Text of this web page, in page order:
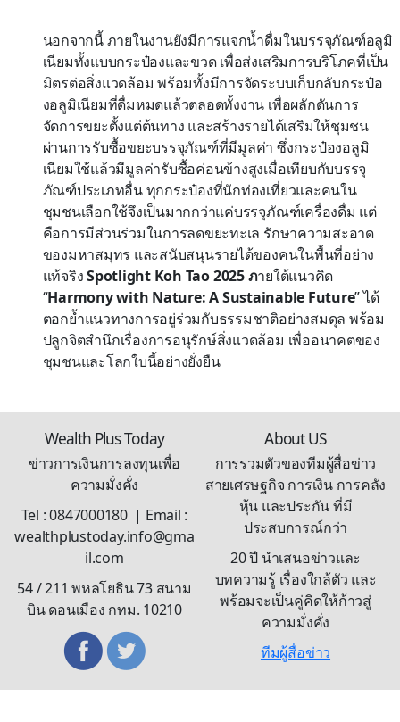
นอกจากนี้ ภายในงานยังมีการแจกน้ำดื่มในบรรจุภัณฑ์อลูมิ
เนียมทั้งแบบกระป๋องและขวด เพื่อส่งเสริมการบริโภคที่เป็น
มิตรต่อสิ่งแวดล้อม พร้อมทั้งมีการจัดระบบเก็บกลับกระป๋อ
งอลูมิเนียมที่ดื่มหมดแล้วตลอดทั้งงาน เพื่อผลักดันการ
จัดการขยะตั้งแต่ต้นทาง และสร้างรายได้เสริมให้ชุมชน
ผ่านการรับซื้อขยะบรรจุภัณฑ์ที่มีมูลค่า ซึ่งกระป๋องอลูมิ
เนียมใช้แล้วมีมูลค่ารับซื้อค่อนข้างสูงเมื่อเทียบกับบรรจุ
ภัณฑ์ประเภทอื่น ทุกกระป๋องที่นักท่องเที่ยวและคนใน
ชุมชนเลือกใช้จึงเป็นมากกว่าแค่บรรจุภัณฑ์เครื่องดื่ม แต่
คือการมีส่วนร่วมในการลดขยะทะเล รักษาความสะอาด
ของมหาสมุทร และสนับสนุนรายได้ของคนในพื้นที่อย่าง
แท้จริงSpotlight Koh Tao 2025 ภายใต้แนวคิด
“Harmony with Nature: A Sustainable Future” ได้
ตอกย้ำแนวทางการอยู่ร่วมกับธรรมชาติอย่างสมดุล พร้อม
ปลูกจิตสำนึกเรื่องการอนุรักษ์สิ่งแวดล้อม เพื่ออนาคตของ
ชุมชนและโลกใบนี้อย่างยั่งยืน
Wealth Plus Today
ข่าวการเงินการลงทุนเพื่อ
ความมั่งคั่ง
Tel : 0847000180 | Email :
wealthplustoday.info@gma
il.com
54 / 211 พหลโยธิน 73 สนาม
บิน ดอนเมือง กทม. 10210
About US
การรวมตัวของทีมผู้สื่อข่าว
สายเศรษฐกิจ การเงิน การคลัง
หุ้น และประกัน ที่มี
ประสบการณ์กว่า
20 ปี นำเสนอข่าวและ
บทความรู้ เรื่องใกล้ตัว และ
พร้อมจะเป็นคู่คิดให้ก้าวสู่
ความมั่งคั่ง
ทีมผู้สื่อข่าว